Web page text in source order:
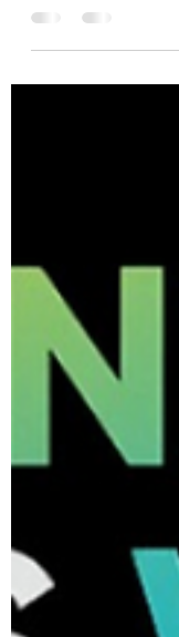
falta de estratégia.
calendário de